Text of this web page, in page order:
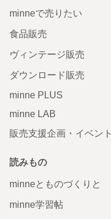
minneで売りたい
食品販売
ヴィンテージ販売
ダウンロード販売
minne PLUS
minne LAB
販売支援企画・イベント
読みもの
minneとものづくりと
minne学習帖